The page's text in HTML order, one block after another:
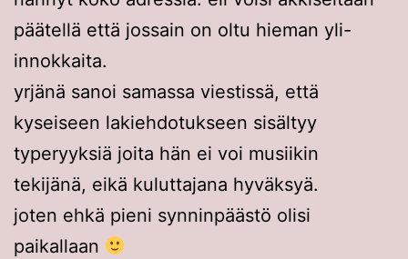
päätellä että jossain on oltu hieman yli-
innokkaita.
yrjänä sanoi samassa viestissä, että
kyseiseen lakiehdotukseen sisältyy
typeryyksiä joita hän ei voi musiikin
tekijänä, eikä kuluttajana hyväksyä.
joten ehkä pieni synninpäästö olisi
paikallaan